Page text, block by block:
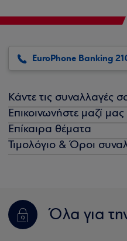
EuroPhone Banking
Κάντε τις συναλλαγές
Επικοινωνήστε μαζί μας
Επίκαιρα θέματα
Τιμολόγιο & Όροι
Όλα για